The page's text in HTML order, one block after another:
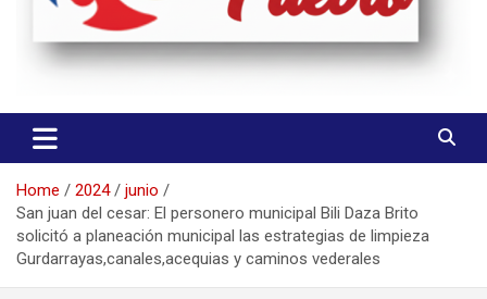
Gente Cultura y Pueblo
Home 2024
junio
San juan del cesar: El personero municipal Bili Daza Brito
solicitó a planeación municipal las estrategias de limpieza
Gurdarrayas,canales,acequias y caminos vederales